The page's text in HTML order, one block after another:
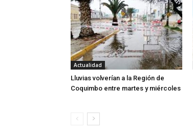
Actualidad
Lluvias volverían a la Región de
Coquimbo entre martes y miércoles